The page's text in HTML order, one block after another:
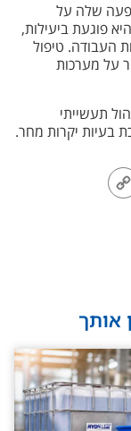
שלה על
פוגעת ביעילות,
העבודה. טיפול
על מערכות
תעשייתי
בעיות יקרות מחר.
אותך